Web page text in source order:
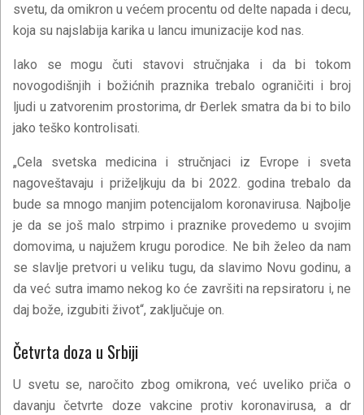
svetu, da omikron u većem procentu od delte napada i decu,
koja su najslabija karika u lancu imunizacije kod nas.
Iako se mogu čuti stavovi stručnjaka i da bi tokom
novogodišnjih i božićnih praznika trebalo ograničiti i broj
ljudi u zatvorenim prostorima, dr Đerlek smatra da bi to bilo
jako teško kontrolisati.
„Cela svetska medicina i stručnjaci iz Evrope i sveta
nagoveštavaju i priželjkuju da bi 2022. godina trebalo da
bude sa mnogo manjim potencijalom koronavirusa. Najbolje
je da se još malo strpimo i praznike provedemo u svojim
domovima, u najužem krugu porodice. Ne bih želeo da nam
se slavlje pretvori u veliku tugu, da slavimo Novu godinu, a
da već sutra imamo nekog ko će završiti na repsiratoru i, ne
daj bože, izgubiti život“, zaključuje on.
Četvrta doza u Srbiji
U svetu se, naročito zbog omikrona, već uveliko priča o
davanju četvrte doze vakcine protiv koronavirusa, a dr